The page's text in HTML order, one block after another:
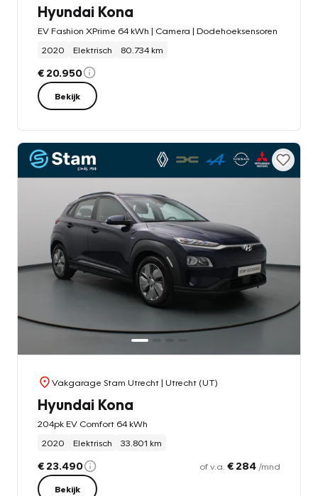
Hyundai Kona
EV Fashion XPrime 64 kWh | Camera | Dodehoeksensoren
2020
Elektrisch 80.734 km
€ 20.950
Bekijk
Vakgarage Stam Utrecht| Utrecht (UT)
Hyundai Kona
204pk EV Comfort 64 kWh
2020
Elektrisch 33.801 km
€ 23.490 of v.a. € 284 /mnd
Bekijk